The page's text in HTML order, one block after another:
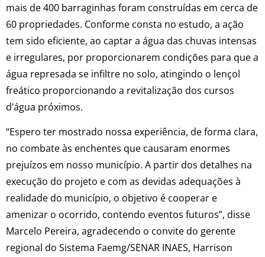
mais de 400 barraginhas foram construídas em cerca de
60 propriedades. Conforme consta no estudo, a ação
tem sido eficiente, ao captar a água das chuvas intensas
e irregulares, por proporcionarem condições para que a
água represada se infiltre no solo, atingindo o lençol
freático proporcionando a revitalização dos cursos
d’água próximos.
“Espero ter mostrado nossa experiência, de forma clara,
no combate às enchentes que causaram enormes
prejuízos em nosso município. A partir dos detalhes na
execução do projeto e com as devidas adequações à
realidade do município, o objetivo é cooperar e
amenizar o ocorrido, contendo eventos futuros”, disse
Marcelo Pereira, agradecendo o convite do gerente
regional do Sistema Faemg/SENAR INAES, Harrison